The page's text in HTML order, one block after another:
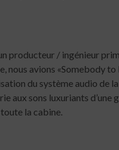
producteur / ingénieur
avions «Somebody
du système audio
sons luxuriants d’une
la cabine.